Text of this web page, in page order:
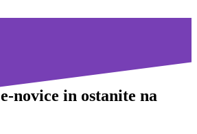
e-novice in ostanite na